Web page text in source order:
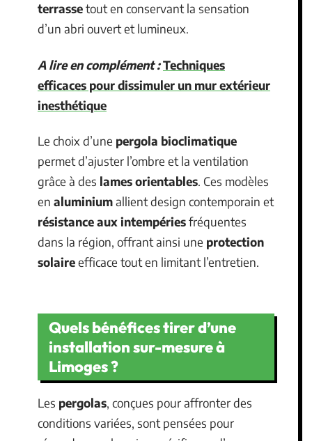
terrassetout en conservant la sensation
d’un abri ouvert et lumineux.
A lire en complément :Techniques
efficaces pour dissimuler un mur extérieur
inesthétique
Le choix d’une pergola bioclimatique
permet d’ajuster l’ombre et la ventilation
grâce à des lames orientables. Ces modèles
en aluminiumallient design contemporain et
résistance aux intempériesfréquentes
dans la région, offrant ainsi une protection
solaireefficace tout en limitant l’entretien.
Quels bénéfices tirer d’une
installation sur-mesure à
Limoges ?
Les pergolas, conçues pour affronter des
conditions variées, sont pensées pour